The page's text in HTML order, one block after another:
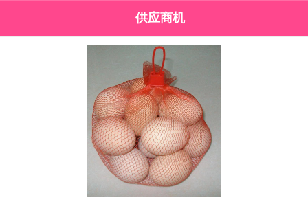
供应商机